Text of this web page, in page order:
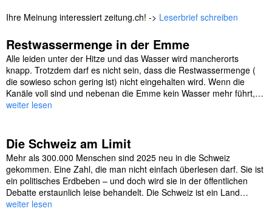
Ihre Meinung interessiert zeitung.ch! -> Leserbrief schreiben
Restwassermenge in der Emme
Alle leiden unter der Hitze und das Wasser wird mancherorts
knapp. Trotzdem darf es nicht sein, dass die Restwassermenge (
die sowieso schon gering ist) nicht eingehalten wird. Wenn die
Kanäle voll sind und nebenan die Emme kein Wasser mehr führt,…
weiter lesen
Die Schweiz am Limit
Mehr als 300.000 Menschen sind 2025 neu in die Schweiz
gekommen. Eine Zahl, die man nicht einfach überlesen darf. Sie ist
ein politisches Erdbeben – und doch wird sie in der öffentlichen
Debatte erstaunlich leise behandelt. Die Schweiz ist ein Land…
weiter lesen